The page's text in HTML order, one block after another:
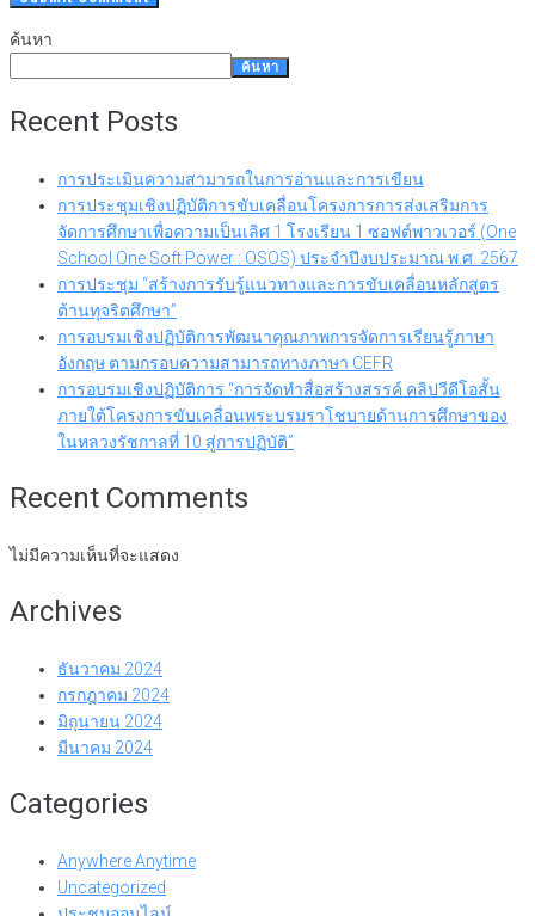
ค้นหา
ค้นหา
Recent Posts
การประเมินความสามารถในการอ่านและการเขียน
การประชุมเชิงปฏิบัติการขับเคลื่อนโครงการการส่งเสริมการ
จัดการศึกษาเพื่อความเป็นเลิศ 1 โรงเรียน 1 ซอฟต์พาวเวอร์ (One
School One Soft Power : OSOS) ประจำปีงบประมาณ พ.ศ. 2567
การประชุม “สร้างการรับรู้แนวทางและการขับเคลื่อนหลักสูตร
ต้านทุจริตศึกษา”
การอบรมเชิงปฏิบัติการพัฒนาคุณภาพการจัดการเรียนรู้ภาษา
อังกฤษ ตามกรอบความสามารถทางภาษา CEFR
การอบรมเชิงปฏิบัติการ “การจัดทำสื่อสร้างสรรค์ คลิปวีดีโอสั้น
ภายใต้โครงการขับเคลื่อนพระบรมราโชบายด้านการศึกษาของ
ในหลวงรัชกาลที่ 10 สู่การปฏิบัติ”
Recent Comments
ไม่มีความเห็นที่จะแสดง
Archives
ธันวาคม 2024
กรกฎาคม 2024
มิถุนายน 2024
มีนาคม 2024
Categories
Anywhere Anytime
Uncategorized